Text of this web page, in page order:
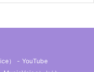
） - YouTube